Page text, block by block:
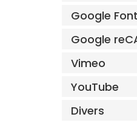
Google
Google
Vimeo
YouTube
Divers